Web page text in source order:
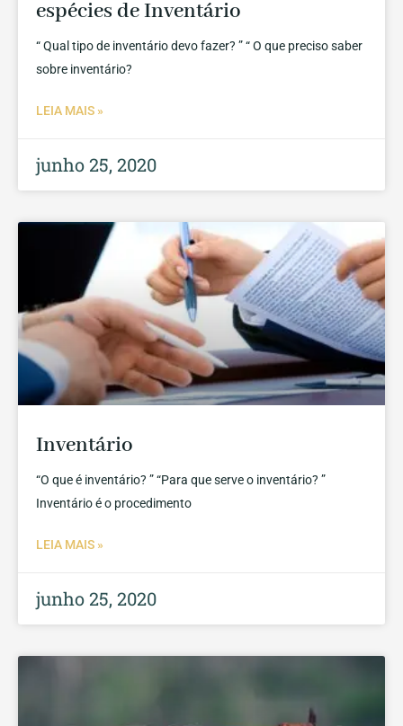
espécies de Inventário
“ Qual tipo de inventário devo fazer? ” “ O que preciso saber
sobre inventário?
LEIA MAIS »
junho 25, 2020
Inventário
“O que é inventário? ” “Para que serve o inventário? ”
Inventário é o procedimento
LEIA MAIS »
junho 25, 2020